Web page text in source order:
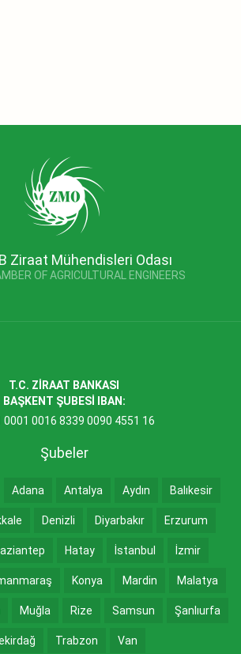
Ziraat Mühendisleri Odası
OF AGRICULTURAL ENGINEERS
T.C. ZİRAAT BANKASI
BAŞKENT ŞUBESİ IBAN:
0001 0016 8339 0090 4551 16
Şubeler
Adana Antalya Aydın Balıkesir
Denizli Diyarbakır Erzurum
Hatay İstanbul İzmir
Konya Mardin Malatya
Muğla Rize Samsun Şanlıurfa
Trabzon Van